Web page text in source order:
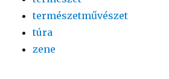
természetművészet
túra
zene